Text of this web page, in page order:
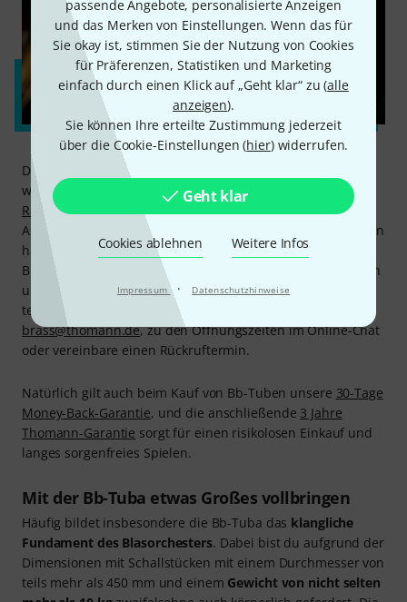
passende Angebote, personalisierte Anzeigen
und das Merken von Einstellungen. Wenn das für
Sie okay ist, stimmen Sie der Nutzung von Cookies
für Präferenzen, Statistiken und Marketing
einfach durch einen Klick auf „Geht klar“ zu (alle
anzeigen).
Sie können Ihre erteilte Zustimmung jederzeit
über die Cookie-Einstellungen (hier) widerrufen.
Geht klar
Cookies ablehnen Weitere Infos
Impressum · Datenschutzhinweise
Dieser Kaufratgeber
wenn du Bb-Tuben kaufen möchtest, und unser
Thomann
Ratgeber Tubenbietet detaillierte Informationen zu allen
Aspekten rund um das Thema. Mit ihrem fundierten Wissen
haben die Spezialisten aus unserer
Blasinstrumentenabteilung die Antworten auf deine Fragen
und unterstützen dich bei deiner Kaufentscheidung,
telefonisch unter 09546-9223-26, per Mail unter
brass@thomann.de, zu den Öffnungszeiten im Online-Chat
oder vereinbare einen Rückruftermin.
Natürlich gilt auch beim Kauf von Bb-Tuben unsere 30-Tage
Money-Back-Garantie, und die anschließende 3 Jahre
Thomann-Garantie sorgt für einen risikolosen Einkauf und
langes sorgenfreies Spielen.
Mit der Bb-Tuba etwas Großes vollbringen
Häufig bildet insbesondere die Bb-Tuba das klangliche
Fundament des Blasorchesters. Dabei bist du aufgrund der
Dimensionen mit Schallstücken mit einem Durchmesser von
teils mehr als 450 mm und einem Gewicht von nicht selten